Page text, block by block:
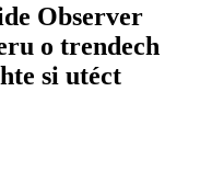
Observer
o trendech
si utéct